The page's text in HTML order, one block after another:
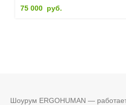
75 000 руб.
Шоурум ERGOHUMAN —